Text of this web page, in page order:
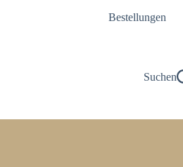
Bestellungen
Suchen